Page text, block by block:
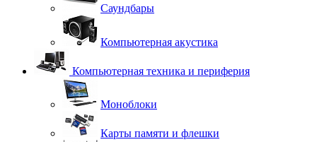
Саундбары
Компьютерная акустика
Компьютерная техника и периферия
Моноблоки
Карты памяти и флешки